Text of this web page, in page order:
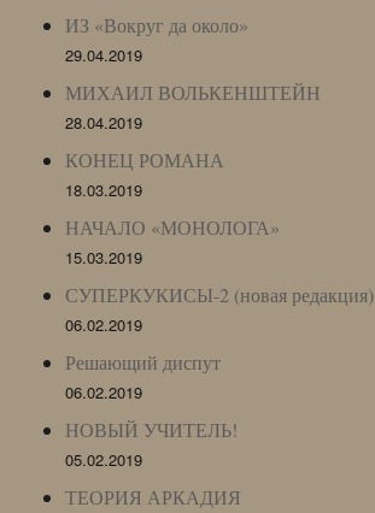
ИЗ «Вокруг да около»
29.04.2019
МИХАИЛ ВОЛЬКЕНШТЕЙН
28.04.2019
КОНЕЦ РОМАНА
18.03.2019
НАЧАЛО «МОНОЛОГА»
15.03.2019
СУПЕРКУКИСЫ-2 (новая редакция)
06.02.2019
Решающий диспут
06.02.2019
НОВЫЙ УЧИТЕЛЬ!
05.02.2019
ТЕОРИЯ АРКАДИЯ